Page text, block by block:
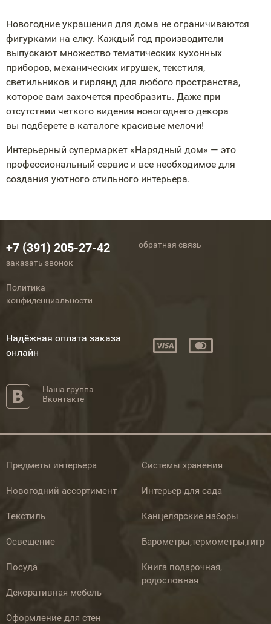
Новогодние украшения для дома не ограничиваются
фигурками на елку. Каждый год производители
выпускают множество тематических кухонных
приборов, механических игрушек, текстиля,
светильников и гирлянд для любого пространства,
которое вам захочется преобразить. Даже при
отсутствии четкого видения новогоднего декора
вы подберете в каталоге красивые мелочи!
Интерьерный супермаркет «Нарядный дом» — это
профессиональный сервис и все необходимое для
создания уютного стильного интерьера.
+7 (391) 205-27-42
заказать звонок
обратная связь
Политика
конфиденциальности
Надёжная оплата заказа
онлайн
Наша группа
Вконтакте
Предметы интерьера
Новогодний ассортимент
Текстиль
Освещение
Посуда
Декоративная мебель
Оформление для стен
Системы хранения
Интерьер для сада
Канцелярские наборы
Книга подарочная,
родословная